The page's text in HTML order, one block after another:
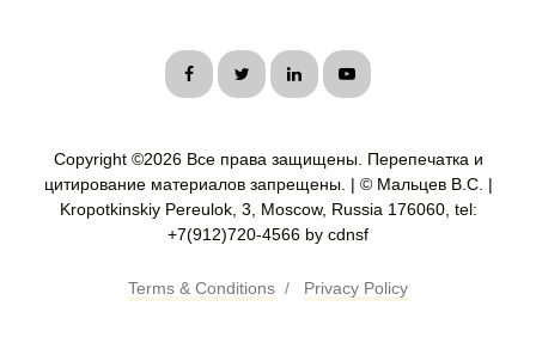
Copyright ©2026 Все права защищены. Перепечатка и
цитирование материалов запрещены. | © Мальцев В.С. |
Kropotkinskiy Pereulok, 3, Moscow, Russia 176060, tel:
+7(912)720-4566 by cdnsf
Terms & Conditions / Privacy Policy